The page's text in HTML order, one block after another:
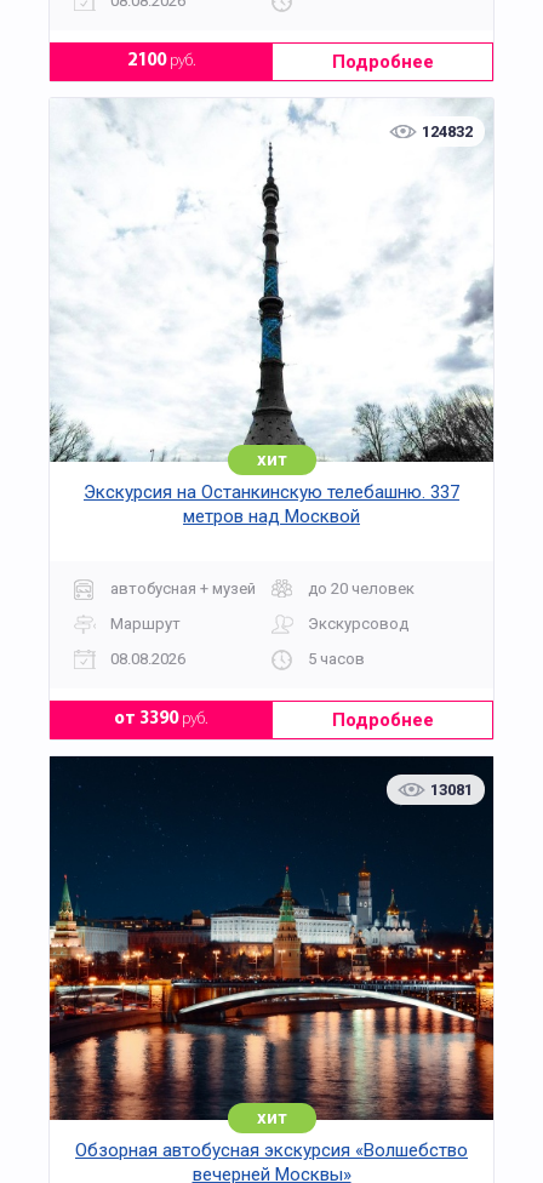
2100руб. Подробнее
124832
хит
Экскурсия на Останкинскую телебашню. 337
метров над Москвой
автобусная + музей
до 20 человек
Маршрут
Экскурсовод
08.08.2026
5 часов
от 3390руб. Подробнее
13081
хит
Обзорная автобусная экскурсия «Волшебство
вечерней Москвы»